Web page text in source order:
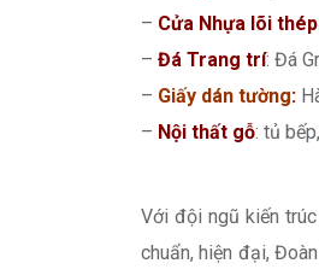
– Cửa Nhựa lõi
– Đá Trang trí: Đá
– Giấy dán tường:
– Nội thất gỗ: tủ bếp,
Với đội ngũ kiến
chuẩn, hiện đại,